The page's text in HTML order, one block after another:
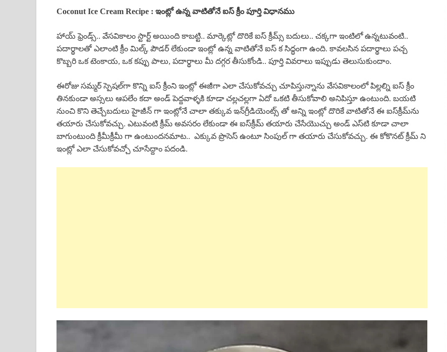
Coconut Ice Cream Recipe : ఇంట్లో ఉన్న వాటితోనే ఐస్ క్రీం పూర్తి విధానము
హాయ్ ఫ్రెండ్స్.. వేసవికాలం స్టార్ట్ అయింది కాబట్టి.. మార్కెట్లో దొరికే ఐస్ క్రీమ్స్ బదులు.. చక్కగా ఇంటిలో ఉన్నటువంటి..
పదార్థాలతో ఎలాంటి క్రీం మిల్క్ పౌడర్ లేకుండా ఇంట్లో ఉన్న వాటితోనే ఐస్ క సిద్ధంగా ఉంది. కావలసిన పదార్థాలు పచ్చ
కొబ్బరి ఒక టెంకాయ, ఒక కప్పు పాలు, పదార్థాలు మీ దగ్గర తీసుకోండి.. పూర్తి వివరాలు ఇప్పుడు తెలుసుకుందాం.
ఈరోజు సమ్మర్ స్పెషల్‌గా కొన్ని ఐస్ క్రీంని ఇంట్లో ఈజీగా ఎలా చేసుకోవచ్చు చూపిస్తున్నాను వేసవికాలంలో పిల్లల్ని ఐస్ క్రీం
తినకుండా అస్సలు ఆపలేం కదా అండ్ పెద్దవాళ్ళకి కూడా చల్లచల్లగా ఏదో ఒకటి తీసుకోవాలి అనిపిస్తూ ఉంటుంది. బయటి
నుంచి కొని తెచ్చేబదులు హైజీన్ గా ఇంట్లోనే చాలా తక్కువ ఇన్‌గ్రీడియెంట్స్ తో అన్ని ఇంట్లో దొరికే వాటితోనే ఈ ఐస్‌క్రీమ్‌ను
తయారు చేసుకోవచ్చు. ఎటువంటి క్రీమ్ అవసరం లేకుండా ఈ ఐస్‌క్రీమ్ తయారు చేసేయొచ్చు అండ్ ఎస్‌టి కూడా చాలా
బాగుంటుంది క్రీమీక్రీమీ గా ఉంటుందనమాట.. ఎక్కువ ప్రొసెస్ ఉంటూ సింపుల్ గా తయారు చేసుకోవచ్చు. ఈ కోకొనట్ క్రీమ్ ని
ఇంట్లో ఎలా చేసుకోవచ్చో చూసేద్దాం పదండి.